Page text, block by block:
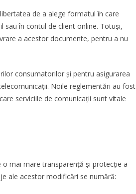
de a alege formatul în care
sau în contul de client online. Totuși,
a acestor documente, pentru a nu
consumatorilor și pentru asigurarea
Noile reglementări au fost
serviciile de comunicații sunt vitale
mai mare transparență și protecție a
ale acestor modificări se numără: